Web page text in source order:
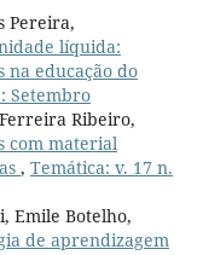
Pereira,
líquida:
na educação do
Setembro
Ribeiro,
com material
, Temática: v. 17 n.
Emile Botelho,
de aprendizagem